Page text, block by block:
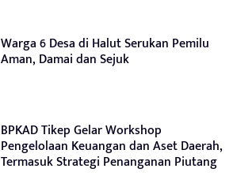
Warga 6 Desa di Halut Serukan Pemilu
Aman, Damai dan Sejuk
BPKAD Tikep Gelar Workshop
Pengelolaan Keuangan dan Aset Daerah,
Termasuk Strategi Penanganan Piutang